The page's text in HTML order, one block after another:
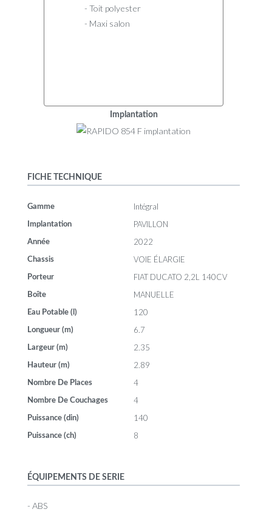
- Toit polyester
- Maxi salon
Implantation
FICHE TECHNIQUE
Gamme Intégral
Implantation PAVILLON
Année 2022
Chassis VOIE ÉLARGIE
Porteur FIAT DUCATO 2,2L 140CV
Boîte MANUELLE
Eau Potable (l) 120
Longueur (m) 6.7
Largeur (m) 2.35
Hauteur (m) 2.89
Nombre De Places 4
Nombre De Couchages 4
Puissance (din) 140
Puissance (ch) 8
ÉQUIPEMENTS DE SERIE
- ABS